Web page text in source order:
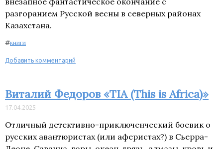
разгоранием Русской весны в северных районах
Казахстана.
#книги
Добавить комментарий
Виталий Федоров «TIA (This is Africa)»
17.04.2025
Отличный детективно-приключенческий боевик о
русских авантюристах (или аферистах?) в Сьерра-